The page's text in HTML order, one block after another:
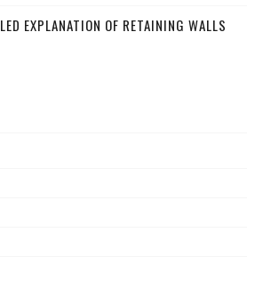
EXPLANATION OF RETAINING WALLS